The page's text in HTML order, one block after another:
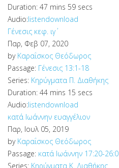
Duration: 47 mins 59 secs
Audio:listendownload
Γένεσις κεφ. ιγ΄
Παρ, Φεβ 07, 2020
by Καραΐσκος Θεόδωρος
Passage: Γένεσις 13:1-18
Series: Κηρύγματα Π. Διαθήκης
Duration: 44 mins 15 secs
Audio:listendownload
κατά Ιωάννην ευαγγέλιον
Παρ, Ιουλ 05, 2019
by Καραΐσκος Θεόδωρος
Passage: κατά Ιωάννην 17:20-26:0
Series: Κηρύγματα Κ. Διαθήκης